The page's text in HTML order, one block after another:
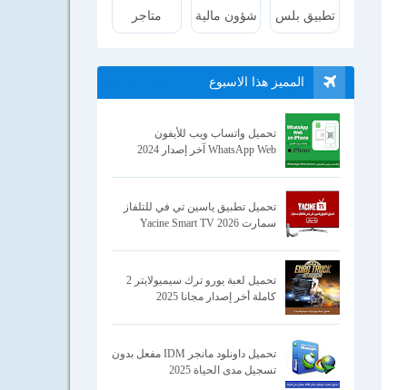
تطبيق بلس شؤون مالية متاجر
المميز هذا الاسبوع
تحميل واتساب ويب للأيفون
WhatsApp Web آخر إصدار 2024
تحميل تطبيق ياسين تي في للتلفاز
سمارت Yacine Smart TV 2026
تحميل لعبة يورو ترك سيميولايتر 2
كاملة أخر إصدار مجانا 2025
تحميل داونلود مانجر IDM مفعل بدون
تسجيل مدى الحياة 2025